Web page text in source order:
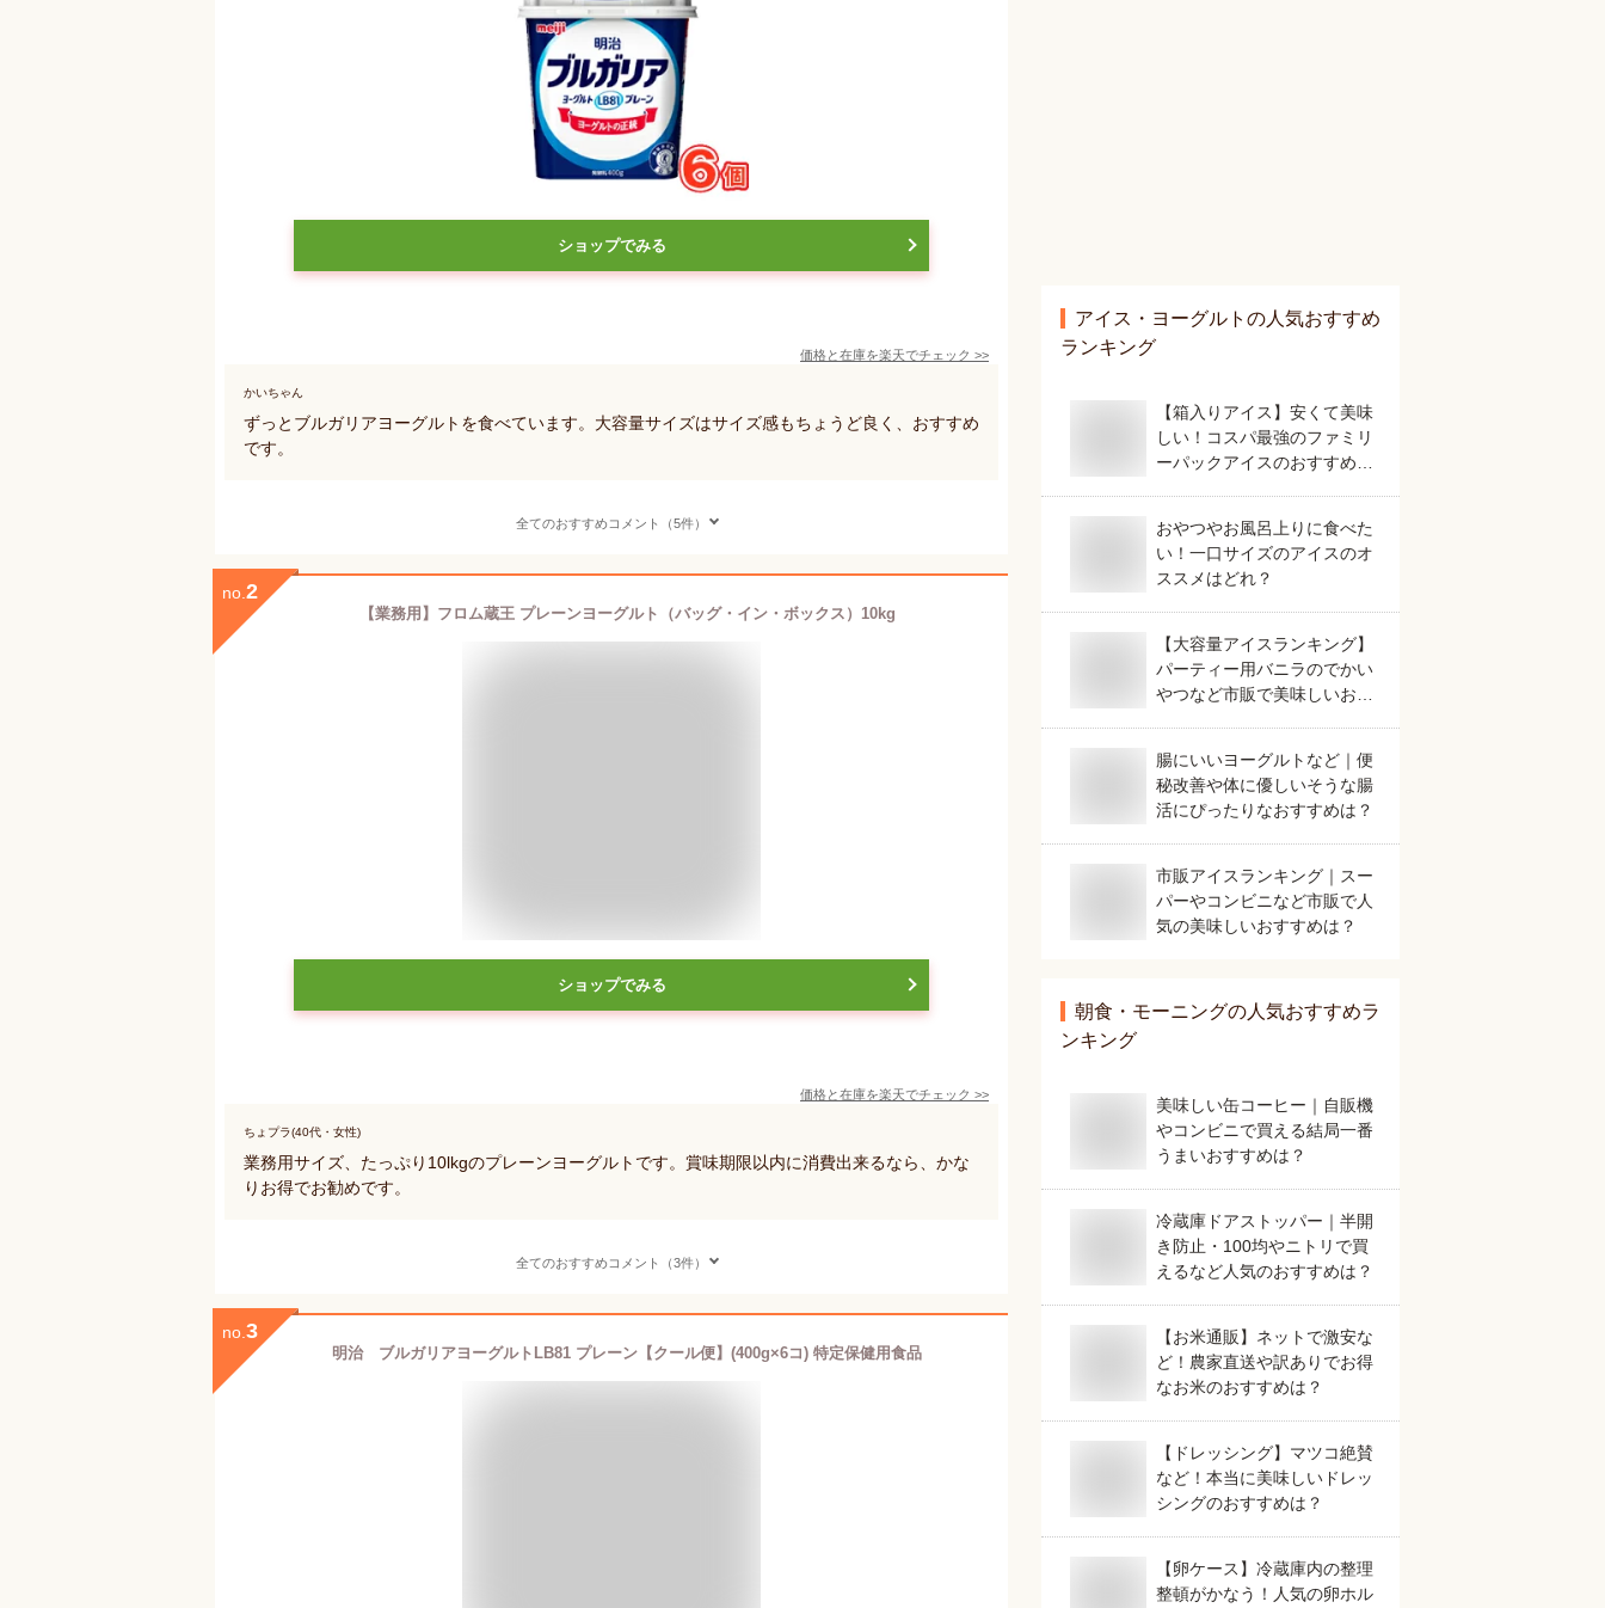
ショップでみる
価格と在庫を楽天でチェック >>
かいちゃん
ずっとブルガリアヨーグルトを食べています。大容量サイズはサイズ感もちょうど良く、おすすめ
です。
全てのおすすめコメント（5件）
no. 2
【業務用】フロム蔵王 プレーンヨーグルト（バッグ・イン・ボックス）10kg
ショップでみる
価格と在庫を楽天でチェック >>
ちょプラ(40代・女性)
業務用サイズ、たっぷり10lkgのプレーンヨーグルトです。賞味期限以内に消費出来るなら、かな
りお得でお勧めです。
全てのおすすめコメント（3件）
no. 3
明治 ブルガリアヨーグルトLB81 プレーン【クール便】(400g×6コ) 特定保健用食品
アイス・ヨーグルト の人気おすすめ
ランキング
【箱入りアイス】安くて美味
しい！コスパ最強のファミリ
ーパックアイスのおすすめ
おやつやお風呂上りに食べた
い！一口サイズのアイスのオ
ススメはどれ？
【大容量アイスランキング】
パーティー用バニラのでかい
やつなど市販で美味しいおす
腸にいいヨーグルトなど｜便
秘改善や体に優しいそうな腸
活にぴったりなおすすめは？
市販アイスランキング｜スー
パーやコンビニなど市販で人
気の美味しいおすすめは？
朝食・モーニングの人気おすすめラ
ンキング
美味しい缶コーヒー｜自販機
やコンビニで買える結局一番
うまいおすすめは？
冷蔵庫ドアストッパー｜半開
き防止・100均やニトリで買
えるなど人気のおすすめは？
【お米通販】ネットで激安な
ど！農家直送や訳ありでお得
なお米のおすすめは？
【ドレッシング】マツコ絶賛
など！本当に美味しいドレッ
シングのおすすめは？
【卵ケース】冷蔵庫内の整理
整頓がかなう！人気の卵ホル